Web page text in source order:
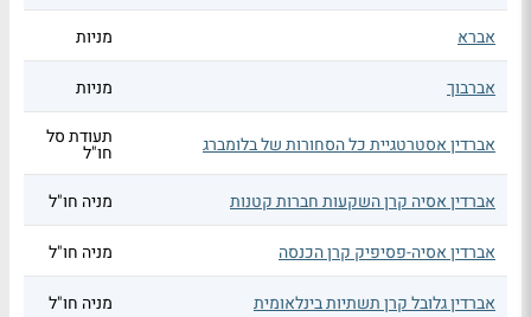
אברא מניות
אברבוך מניות
אברדין אסטרטגיית כל הסחורות של בלומברג תעודת סל
חו"ל
אברדין אסיה קרן השקעות חברות קטנות
מניה חו"ל
אברדין אסיה-פסיפיק קרן הכנסה מניה חו"ל
אברדין גלובל קרן תשתיות בינלאומית מניה חו"ל